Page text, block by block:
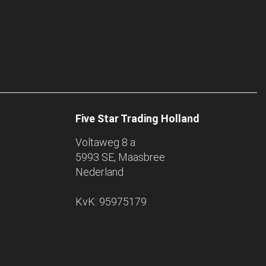
Five Star Trading Holland
Voltaweg 8 a
5993 SE, Maasbree
Nederland
KvK: 95975179